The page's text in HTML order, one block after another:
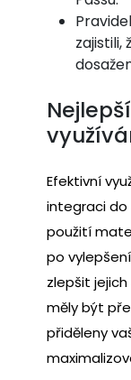
zajistili,
Efektivní
integraci do
použití
po
zlepšit
měly být
přiděleny